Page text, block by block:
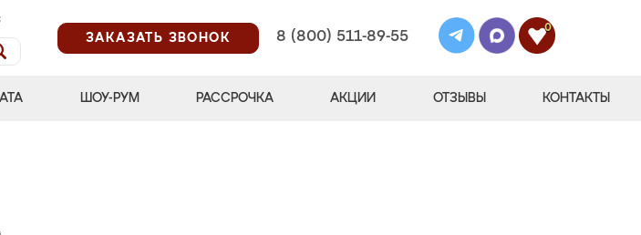
ЗАКАЗАТЬ ЗВОНОК
8 (800) 511-89-55
0
ШОУ-РУМ РАССРОЧКА АКЦИИ ОТЗЫВЫ КОНТАКТЫ